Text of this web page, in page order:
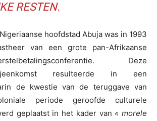
RESTEN.
hoofdstad Abuja was in 1993
van een grote pan-Afrikaanse
Deze
resulteerde in een
de kwestie van de teruggave van
periode geroofde culturele
geplaatst in het kader van « morele